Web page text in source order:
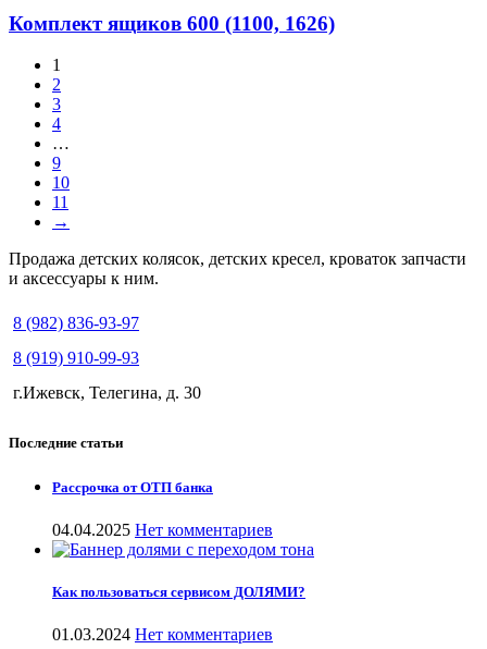
Комплект ящиков 600 (1100, 1626)
1
2
3
4
…
9
10
11
→
Продажа детских колясок, детских кресел, кроваток запчасти
и аксессуары к ним.
8 (982) 836-93-97
8 (919) 910-99-93
г.Ижевск, Телегина, д. 30
Последние статьи
Рассрочка от ОТП банка
04.04.2025 Нет комментариев
Как пользоваться сервисом ДОЛЯМИ?
01.03.2024 Нет комментариев